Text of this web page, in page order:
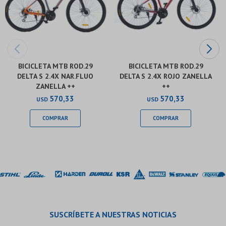
BICICLETA MTB ROD.29
DELTA S 2.4X NAR.FLUO
ZANELLA ++
USD 570,33
BICICLETA MTB ROD.29
DELTA S 2.4X ROJO ZANELLA
++
USD 570,33
SUSCRÍBETE A NUESTRAS NOTICIAS